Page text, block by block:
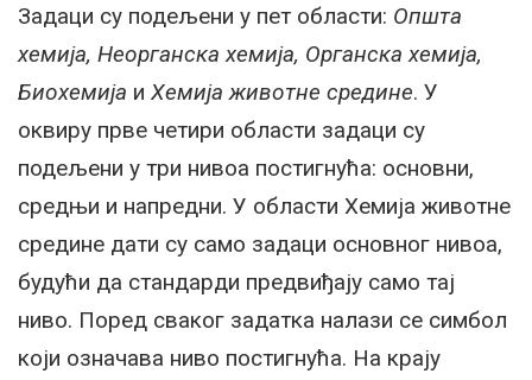
Задаци су подељени у пет области: Општа
хемија, Неорганска хемија, Органска хемија,
Биохемија и Хемија животне средине. У
оквиру прве четири области задаци су
подељени у три нивоа постигнућа: основни,
средњи и напредни. У области Хемија животне
средине дати су само задаци основног нивоа,
будући да стандарди предвиђају само тај
ниво. Поред сваког задатка налази се симбол
који означава ниво постигнућа. На крају